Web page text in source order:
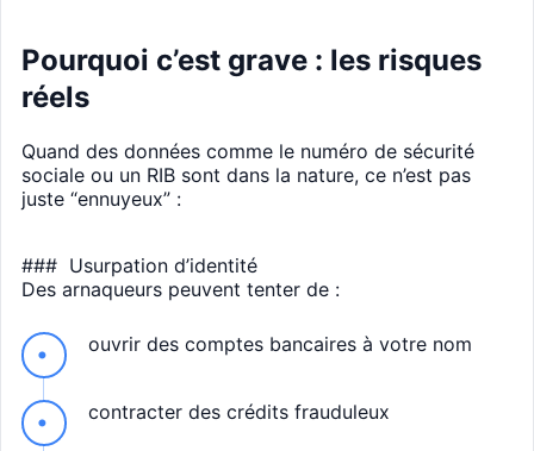
Pourquoi c’est grave : les risques
réels
Quand des données comme le numéro de sécurité
sociale ou un RIB sont dans la nature, ce n’est pas
juste “ennuyeux” :
### Usurpation d’identité
Des arnaqueurs peuvent tenter de :
ouvrir des comptes bancaires à votre nom
contracter des crédits frauduleux